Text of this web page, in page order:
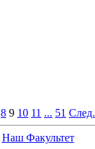
8 9 10 11 ... 51 След.
Наш Факультет